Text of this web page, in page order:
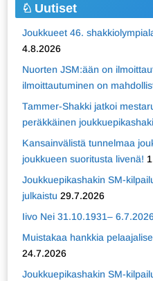
Uutiset
Joukkueet 46.
4.8.2026
Nuorten JSM:ään on
ilmoittautuminen on
Tammer-Shakki jatkoi
peräkkäinen
Kansainvälistä tunnelmaa
joukkueen suoritusta livenä!
Joukkuepikashakin SM-
julkaistu 29.7.2026
Iivo Nei 31.10.1931–
Muistakaa hankkia
24.7.2026
Joukkuepikashakin SM-